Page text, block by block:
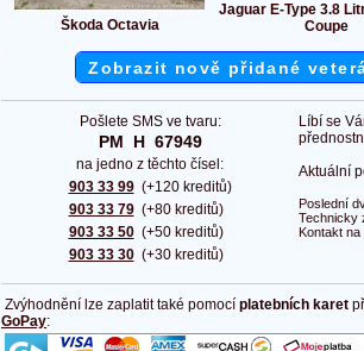
Škoda Octavia
Jaguar E-Type 3.8
Coupe
Zobrazit nově přidané
Pošlete SMS ve tvaru:
PM  H  67949
na jedno z těchto čísel:
903 33 99
903 33 79
903 33 50
903 33 30
(+120 kreditů)
(+80 kreditů)
(+50 kreditů)
(+30 kreditů)
Líbí se
Aktuální
Poslední
Technicky
Kontakt na
Zvýhodnění lze zaplatit také pomocí platebních karet
GoPay: